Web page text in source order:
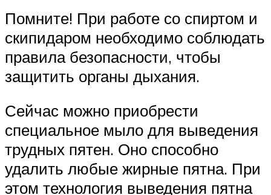
Помните! При работе со спиртом и
скипидаром необходимо соблюдать
правила безопасности, чтобы
защитить органы дыхания.
Сейчас можно приобрести
специальное мыло для выведения
трудных пятен. Оно способно
удалить любые жирные пятна. При
этом технология выведения пятна